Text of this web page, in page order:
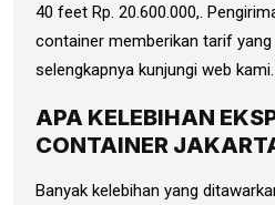
40 feet Rp. 20.600.000,.
container memberikan tarif
selengkapnya kunjungi web kami.
APA KELEBIHAN
CONTAINER
Banyak kelebihan yang